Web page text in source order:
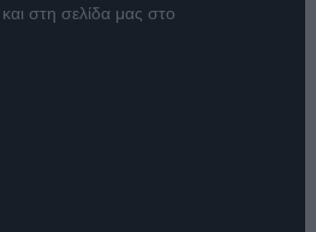
, και στη σελίδα μας στο